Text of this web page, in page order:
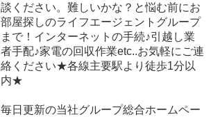
談ください。難しいかな？と悩む前にお
部屋探しのライフエージェントグループ
まで！インターネットの手続♪引越し業
者手配♪家電の回収作業etc..お気軽にご連
絡ください★各線主要駅より徒歩1分以
内★
毎日更新の当社グループ総合ホームペー